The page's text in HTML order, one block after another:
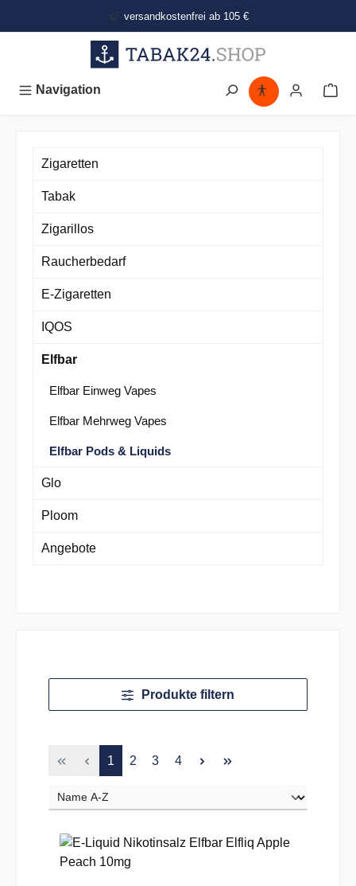
versandkostenfrei ab 105 €
Navigation
Zigaretten
Tabak
Zigarillos
Raucherbedarf
E-Zigaretten
IQOS
Elfbar
Elfbar Einweg Vapes
Elfbar Mehrweg Vapes
Elfbar Pods & Liquids
Glo
Ploom
Angebote
Produkte filtern
Seite
1 Seite
2 Seite
3 Seite
4